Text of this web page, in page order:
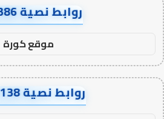
روابط نصية AA5386
موقع كورة
روابط نصية AA11138